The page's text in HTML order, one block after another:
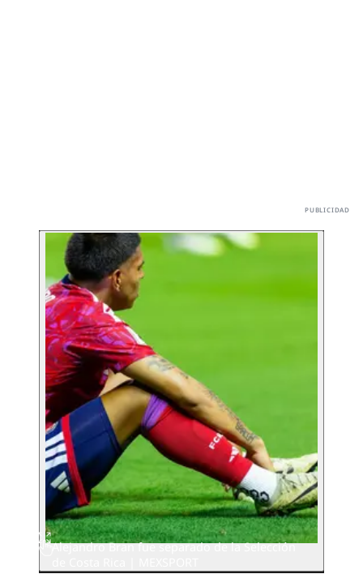
Alejandro Bran fue separado de la Selección